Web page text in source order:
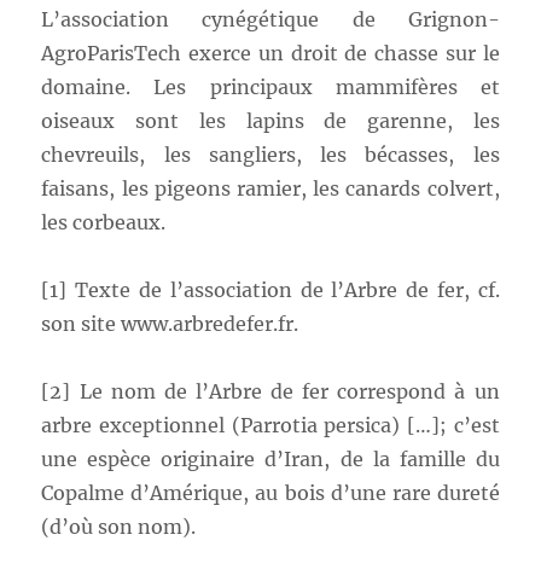
L’association cynégétique de Grignon-
AgroParisTech exerce un droit de chasse sur le
domaine. Les principaux mammifères et
oiseaux sont les lapins de garenne, les
chevreuils, les sangliers, les bécasses, les
faisans, les pigeons ramier, les canards colvert,
les corbeaux.
[1] Texte de l’association de l’Arbre de fer, cf.
son site www.arbredefer.fr.
[2] Le nom de l’Arbre de fer correspond à un
arbre exceptionnel (Parrotia persica) […]; c’est
une espèce originaire d’Iran, de la famille du
Copalme d’Amérique, au bois d’une rare dureté
(d’où son nom).